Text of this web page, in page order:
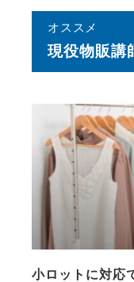
オススメ
現役物販講
小ロットに対応